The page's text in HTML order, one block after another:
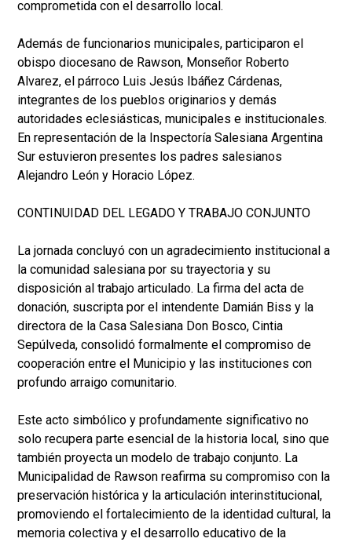
comprometida con el desarrollo local.
Además de funcionarios municipales, participaron el
obispo diocesano de Rawson, Monseñor Roberto
Alvarez, el párroco Luis Jesús Ibáñez Cárdenas,
integrantes de los pueblos originarios y demás
autoridades eclesiásticas, municipales e institucionales.
En representación de la Inspectoría Salesiana Argentina
Sur estuvieron presentes los padres salesianos
Alejandro León y Horacio López.
CONTINUIDAD DEL LEGADO Y TRABAJO CONJUNTO
La jornada concluyó con un agradecimiento institucional a
la comunidad salesiana por su trayectoria y su
disposición al trabajo articulado. La firma del acta de
donación, suscripta por el intendente Damián Biss y la
directora de la Casa Salesiana Don Bosco, Cintia
Sepúlveda, consolidó formalmente el compromiso de
cooperación entre el Municipio y las instituciones con
profundo arraigo comunitario.
Este acto simbólico y profundamente significativo no
solo recupera parte esencial de la historia local, sino que
también proyecta un modelo de trabajo conjunto. La
Municipalidad de Rawson reafirma su compromiso con la
preservación histórica y la articulación interinstitucional,
promoviendo el fortalecimiento de la identidad cultural, la
memoria colectiva y el desarrollo educativo de la